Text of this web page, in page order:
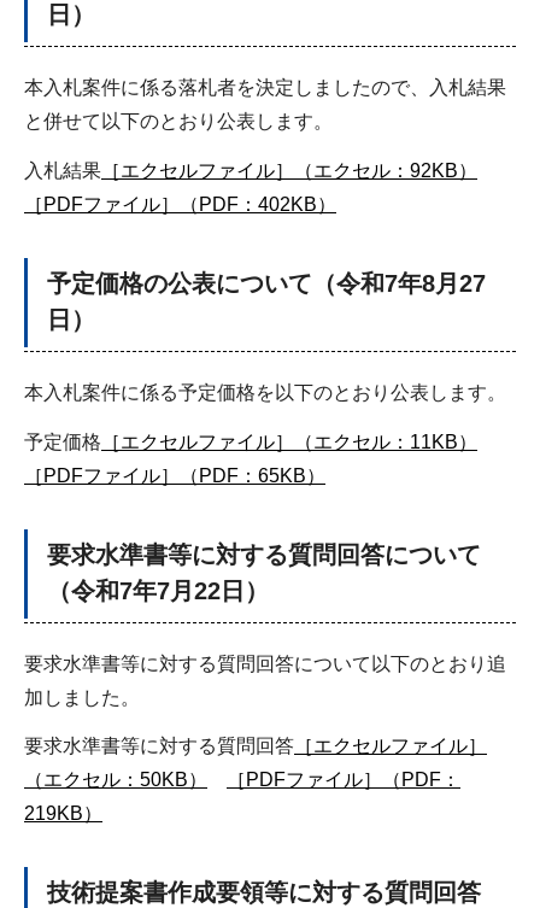
日）
本入札案件に係る落札者を決定しましたので、入札結果
と併せて以下のとおり公表します。
入札結果 ［エクセルファイル］（エクセル：92KB）
［PDFファイル］（PDF：402KB）
予定価格の公表について（令和7年8月27
日）
本入札案件に係る予定価格を以下のとおり公表します。
予定価格 ［エクセルファイル］（エクセル：11KB）
［PDFファイル］（PDF：65KB）
要求水準書等に対する質問回答について
（令和7年7月22日）
要求水準書等に対する質問回答について以下のとおり追
加しました。
要求水準書等に対する質問回答 ［エクセルファイル］
（エクセル：50KB）
［PDFファイル］（PDF：
219KB）
技術提案書作成要領等に対する質問回答